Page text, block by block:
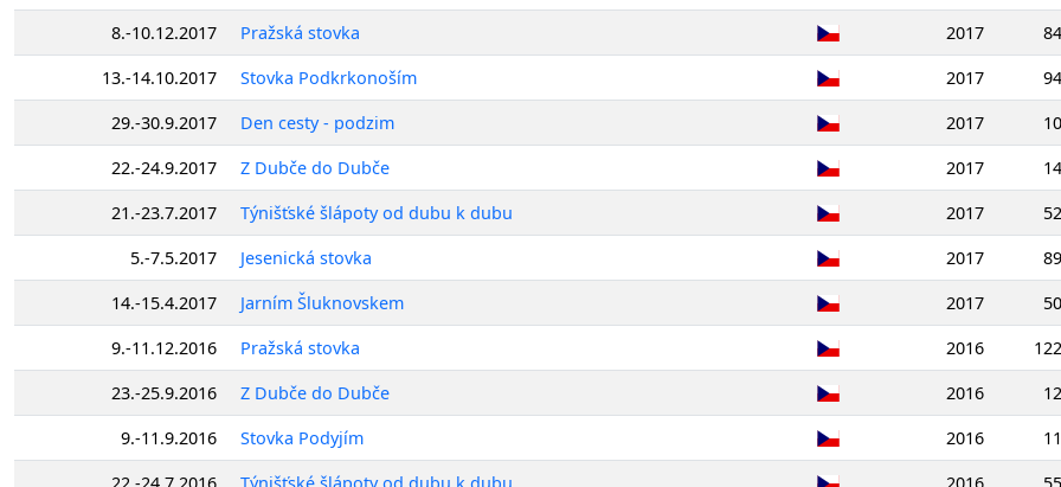
8.-10.12.2017
Pražská stovka 2017
84
13.-14.10.2017
Stovka Podkrkonoším 2017
94
29.-30.9.2017
Den cesty - podzim 2017
10
22.-24.9.2017
Z Dubče do Dubče 2017
14
21.-23.7.2017
Týnišťské šlápoty od dubu k dubu 2017
52
5.-7.5.2017
Jesenická stovka 2017
89
14.-15.4.2017
Jarním Šluknovskem 2017
50
9.-11.12.2016
Pražská stovka 2016
122
23.-25.9.2016
Z Dubče do Dubče 2016
12
9.-11.9.2016
Stovka Podyjím 2016
11